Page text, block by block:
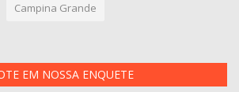
Campina Grande
EM NOSSA ENQUETE